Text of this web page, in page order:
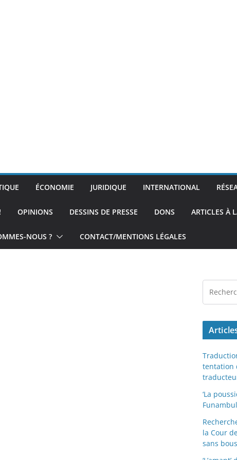
ÉCONOMIE JURIDIQUE INTERNATIONAL
OPINIONS DESSINS DE PRESSE DONS ARTICLES À
NOUS ? CONTACT/MENTIONS LÉGALES
tentation
‘La
la Cour
sans